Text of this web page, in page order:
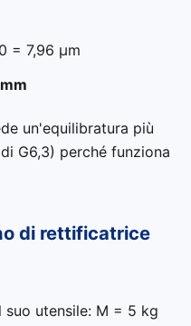
= 7,96 μm
un'equilibratura più
G6,3) perché funziona
di rettificatrice
suo utensile: M = 5 kg